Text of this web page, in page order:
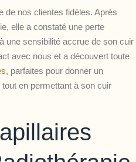
de nos clientes fidèles. Après
elle a constaté une perte
une sensibilité accrue de son cuir
avec nous et a découvert toute
, parfaites pour donner un
en permettant à son cuir